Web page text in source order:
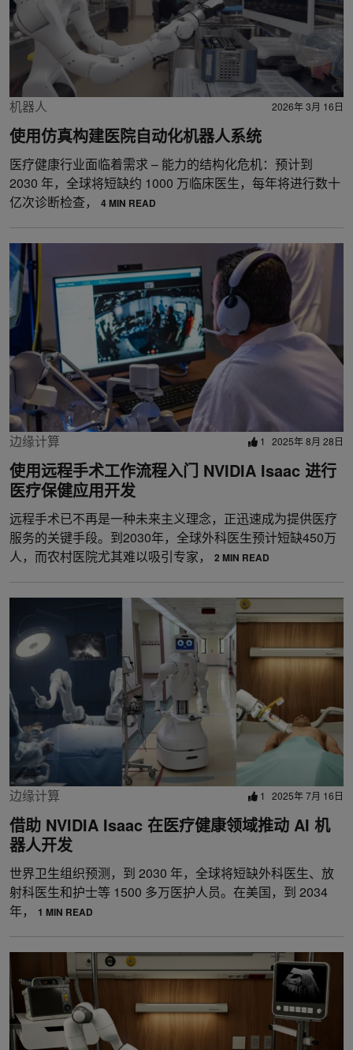
机器人 2026年 3月 16日
使用仿真构建医院自动化机器人系统
医疗健康行业面临着需求 – 能力的结构化危机：预计到
2030 年，全球将短缺约 1000 万临床医生，每年将进行数十
亿次诊断检查，
4 MIN READ
边缘计算 1 2025年 8月 28日
使用远程手术工作流程入门 NVIDIA Isaac 进行
医疗保健应用开发
远程手术已不再是一种未来主义理念，正迅速成为提供医疗
服务的关键手段。到2030年，全球外科医生预计短缺450万
人，而农村医院尤其难以吸引专家，
2 MIN READ
边缘计算 1 2025年 7月 16日
借助 NVIDIA Isaac 在医疗健康领域推动 AI 机
器人开发
世界卫生组织预测，到 2030 年，全球将短缺外科医生、放
射科医生和护士等 1500 多万医护人员。在美国，到 2034
年，
1 MIN READ